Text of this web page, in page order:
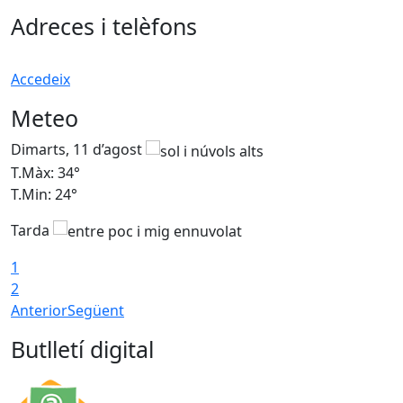
Adreces i telèfons
Accedeix
Meteo
Dimarts, 11 d’agost
T.Màx: 34°
T.Min: 24°
Tarda
1
2
AnteriorSegüent
Butlletí digital